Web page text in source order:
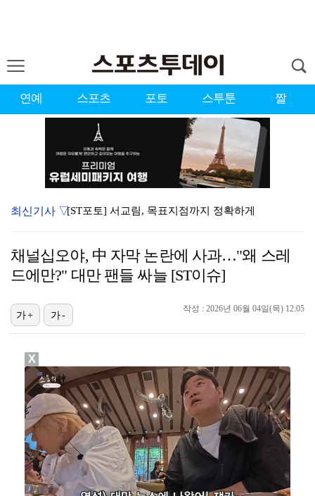
연예 스포츠 포토 스투툰 짤
[ST포토] 서교림, 목표지점까지 정확하게
[ST포토] 이예원, 정조준
한정수, 황정민 사생활 논란에 "너무 불공정한 게임"
[ST포토] 이예원, 밝은 미소로 출발
[ST포토] 이예원, 정교한 티샷
[ST포토] 김민별, 장타로 가자
[ST포토] 김리안, 1번홀 출발
최신기사 ▽
채널십오야, 中 자막 논란에 사과…"왜 스레
드에만?" 대만 팬들 싸늘 [ST이슈]
작성 : 2026년 06월 04일(목) 12:05
가+ 가-
X